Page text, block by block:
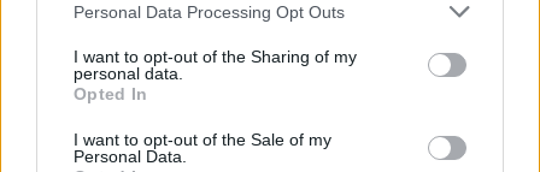
Personal Data Processing Opt Outs
I want to opt-out of the Sharing of my
personal data.
Opted In
I want to opt-out of the Sale of my
Personal Data.
Κασσάνοι: Όλα έτοιμα για την Γιορτή Κρεμμυδιού
09:24
Επιστρέφει το Φεστιβάλ Μουσικής Δωματίου Χανίων
09:19